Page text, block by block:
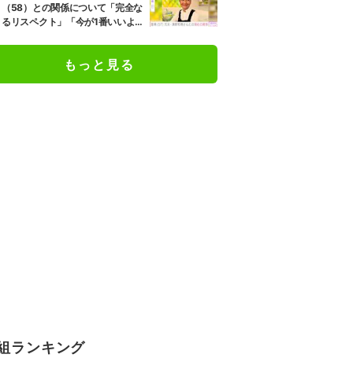
（58）との関係について「完全な
るリスペクト」「今が1番いいよ
もっと見る
ランキング